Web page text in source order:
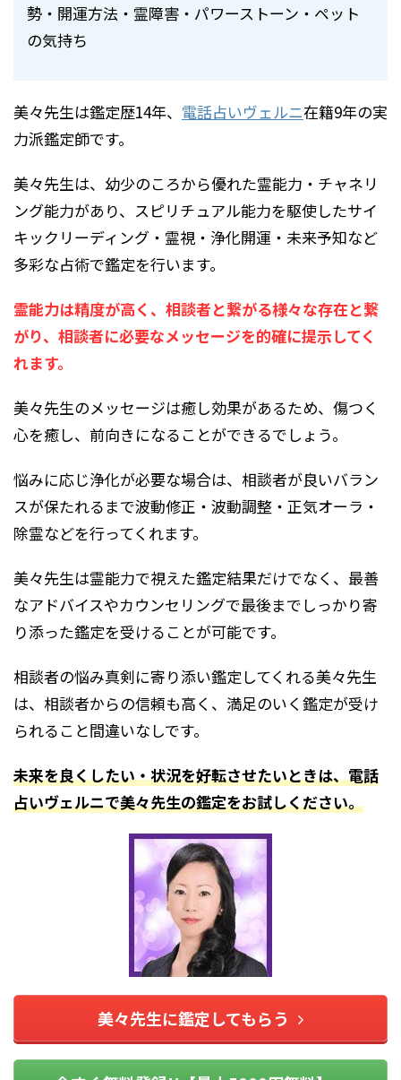
勢・開運方法・霊障害・パワーストーン・ペット
の気持ち
美々先生は鑑定歴14年、 電話占いヴェルニ在籍9年の実
力派鑑定師です。
美々先生は、幼少のころから優れた霊能力・チャネリ
ング能力があり、スピリチュアル能力を駆使したサイ
キックリーディング・霊視・浄化開運・未来予知など
多彩な占術で鑑定を行います。
霊能力は精度が高く、相談者と繋がる様々な存在と繋
がり、相談者に必要なメッセージを的確に提示してく
れます。
美々先生のメッセージは癒し効果があるため、傷つく
心を癒し、前向きになることができるでしょう。
悩みに応じ浄化が必要な場合は、相談者が良いバラン
スが保たれるまで波動修正・波動調整・正気オーラ・
除霊などを行ってくれます。
美々先生は霊能力で視えた鑑定結果だけでなく、最善
なアドバイスやカウンセリングで最後までしっかり寄
り添った鑑定を受けることが可能です。
相談者の悩み真剣に寄り添い鑑定してくれる美々先生
は、相談者からの信頼も高く、満足のいく鑑定が受け
られること間違いなしです。
未来を良くしたい・状況を好転させたいときは、電話
占いヴェルニで美々先生の鑑定をお試しください。
美々先生に鑑定してもらう